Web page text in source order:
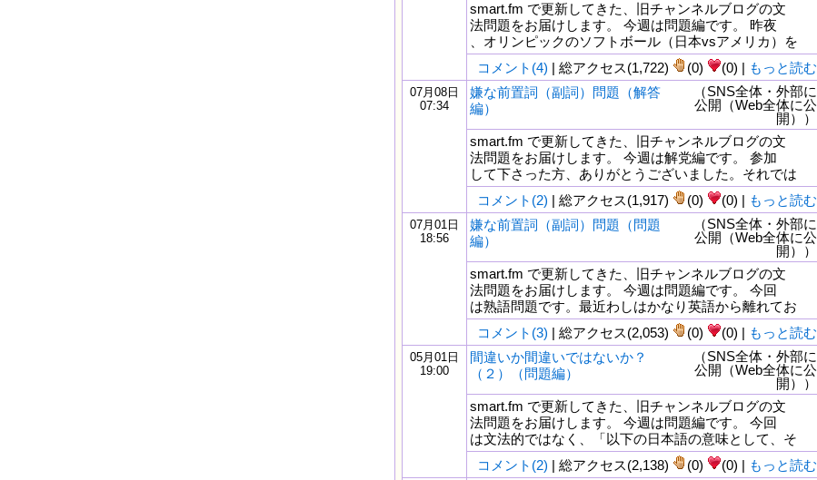
smart.fm で更新してきた、旧チャンネルブログの文
法問題をお届けします。 今週は問題編です。 昨夜
、オリンピックのソフトボール（日本vsアメリカ）を
コメント(4) | 総アクセス(1,722) (0) (0) | もっと読む
07月08日
07:34
嫌な前置詞（副詞）問題（解答
編）
（SNS全体・外部に
公開（Web全体に公
開））
smart.fm で更新してきた、旧チャンネルブログの文
法問題をお届けします。 今週は解党編です。 参加
して下さった方、ありがとうございました。それでは
コメント(2) | 総アクセス(1,917) (0) (0) | もっと読む
07月01日
18:56
嫌な前置詞（副詞）問題（問題
編）
（SNS全体・外部に
公開（Web全体に公
開））
smart.fm で更新してきた、旧チャンネルブログの文
法問題をお届けします。 今週は問題編です。 今回
は熟語問題です。最近わしはかなり英語から離れてお
コメント(3) | 総アクセス(2,053) (0) (0) | もっと読む
05月01日
19:00
間違いか間違いではないか？
（２）（問題編）
（SNS全体・外部に
公開（Web全体に公
開））
smart.fm で更新してきた、旧チャンネルブログの文
法問題をお届けします。 今週は問題編です。 今回
は文法的ではなく、「以下の日本語の意味として、そ
コメント(2) | 総アクセス(2,138) (0) (0) | もっと読む